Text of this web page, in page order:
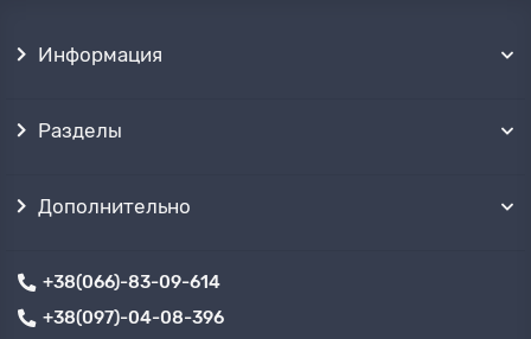
Информация
Разделы
Дополнительно
+38(066)-83-09-614
+38(097)-04-08-396